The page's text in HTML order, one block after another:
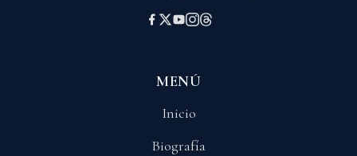
MENÚ
Inicio
Biografía